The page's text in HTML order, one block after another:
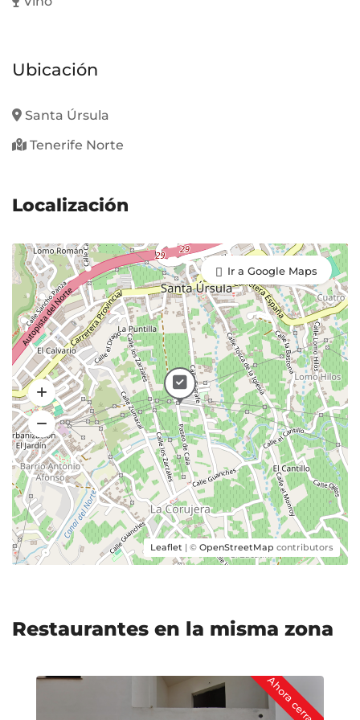
Ubicación
Santa Úrsula
Tenerife Norte
Localización
Leaflet | © OpenStreetMap contributors
Ir a Google Maps
Restaurantes en la misma zona
Ahora cerrado